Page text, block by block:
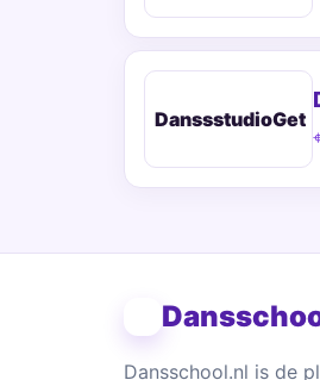
DanssstudioGet
Dansschool.nl is de